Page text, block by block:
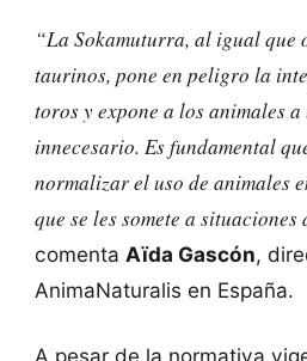
“La Sokamuturra, al igual que
taurinos, pone en peligro la
toros y expone a los animales
innecesario. Es fundamental
normalizar el uso de animales
que se les somete a
comenta Aïda Gascón,
AnimaNaturalis en España.
A pesar de la normativa